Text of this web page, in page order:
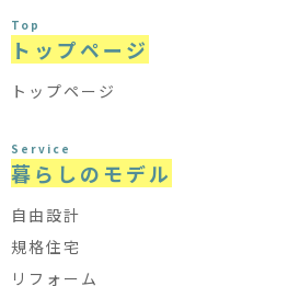
Top
トップページ
トップページ
Service
暮らしのモデル
自由設計
規格住宅
リフォーム